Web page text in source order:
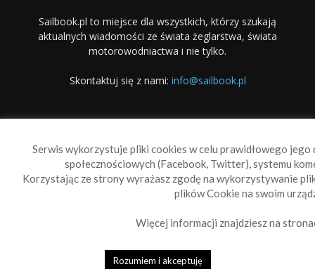
Sailbook.pl to miejsce dla wszystkich, którzy szukają
aktualnych wiadomości ze świata żeglarstwa, świata
motorowodniactwa i nie tylko.
Skontaktuj się z nami: info@sailbook.pl
Reklama
Polityka prywatności
© 2010-2019 Sailbook.pl
Serwis wykorzystuje pliki cookies w celu prawidłowego
społecznościowych (Facebook, Twitter), systemu
Korzystając ze strony wyrażasz zgodę na wykorzystywanie
plików Cookie na swoim
Więcej informacji znajdziesz na
Rozumiem i akceptuję